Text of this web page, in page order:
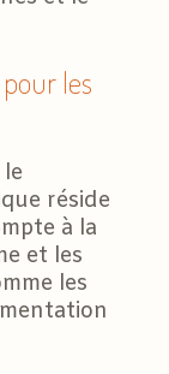
les
réside
à la
et les
les